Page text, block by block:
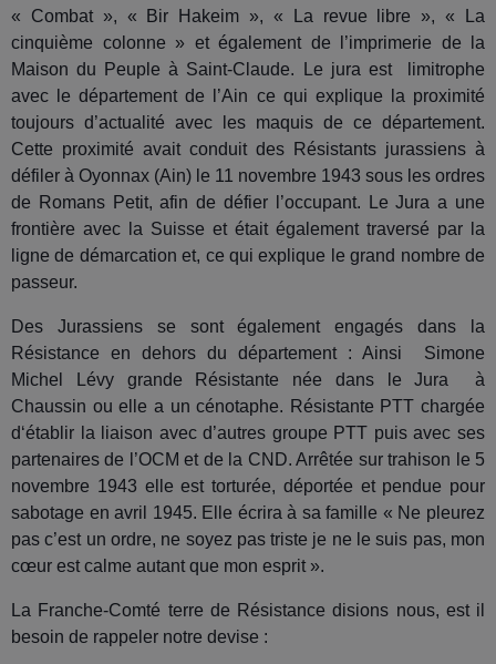
« Combat », « Bir Hakeim », « La revue libre », « La
cinquième colonne » et également de l’imprimerie de la
Maison du Peuple à Saint-Claude. Le jura est limitrophe
avec le département de l’Ain ce qui explique la proximité
toujours d’actualité avec les maquis de ce département.
Cette proximité avait conduit des Résistants jurassiens à
défiler à Oyonnax (Ain) le 11 novembre 1943 sous les ordres
de Romans Petit, afin de défier l’occupant. Le Jura a une
frontière avec la Suisse et était également traversé par la
ligne de démarcation et, ce qui explique le grand nombre de
passeur.
Des Jurassiens se sont également engagés dans la
Résistance en dehors du département : Ainsi Simone
Michel Lévy grande Résistante née dans le Jura à
Chaussin ou elle a un cénotaphe. Résistante PTT chargée
d‘établir la liaison avec d’autres groupe PTT puis avec ses
partenaires de l’OCM et de la CND. Arrêtée sur trahison le 5
novembre 1943 elle est torturée, déportée et pendue pour
sabotage en avril 1945. Elle écrira à sa famille « Ne pleurez
pas c’est un ordre, ne soyez pas triste je ne le suis pas, mon
cœur est calme autant que mon esprit ».
La Franche-Comté terre de Résistance disions nous, est il
besoin de rappeler notre devise :